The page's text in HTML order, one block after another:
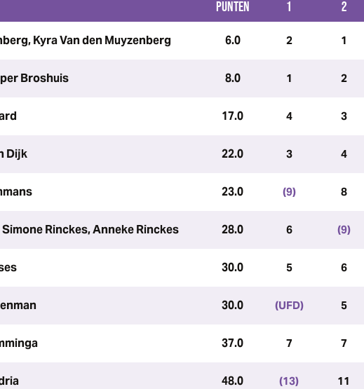
PUNTEN 1 2
Kyra Van den Muyzenberg 6.0 2 1
Broshuis 8.0 1 2
17.0 4 3
Dijk 22.0 3 4
23.0 (9) 8
Rinckes, Anneke Rinckes 28.0 6 (9)
30.0 5 6
30.0 (UFD) 5
37.0 7 7
48.0 (13) 11